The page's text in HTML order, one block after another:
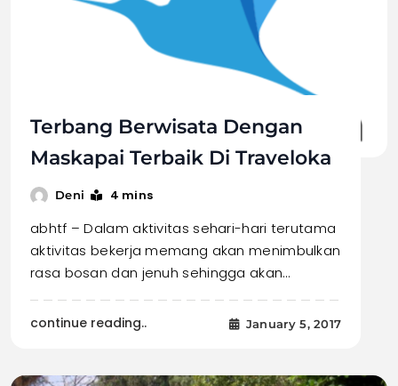
Terbang Berwisata Dengan
Maskapai Terbaik Di Traveloka
Deni 4 mins
abhtf – Dalam aktivitas sehari-hari terutama
aktivitas bekerja memang akan menimbulkan
rasa bosan dan jenuh sehingga akan…
continue reading.. January 5, 2017